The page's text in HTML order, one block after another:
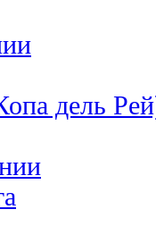
дель